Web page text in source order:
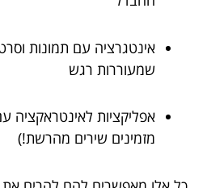
אינטגרציה עם תמונות
שמעוררות רגש
אפליקציות לאינטראקציה
מזמינים שירים מהרשת!)